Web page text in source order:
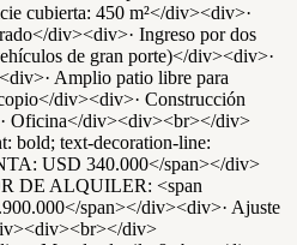
cubierta: 450 m²</div><div>·
div><div>· Ingreso por dos
de gran porte)</div><div>·
Amplio patio libre para
div><div>· Construcción
Oficina</div><div><br></div>
bold; text-decoration-line:
USD 340.000</span></div>
DE ALQUILER: <span
span></div><div>· Ajuste
div>